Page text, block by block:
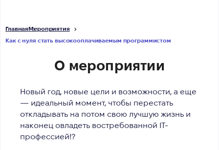
ГлавнаяМероприятия
Как с нуля стать высокооплачиваемым программистом
О мероприятии
Новый год, новые цели и возможности, а еще
— идеальный момент, чтобы перестать
откладывать на потом свою лучшую жизнь и
наконец овладеть востребованной IT-
профессией!?